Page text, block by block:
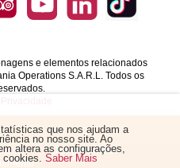
de
Compre online
que nos ajudam a
no nosso site. Ao
altera as configurações,
cookies. Saber Mais
e elementos relacionados
Operations S.A.R.L. Todos os